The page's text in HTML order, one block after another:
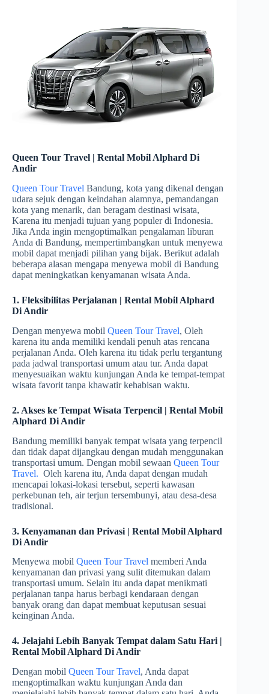
Queen Tour Travel | Rental Mobil Alphard Di
Andir
Queen Tour Travel Bandung, kota yang dikenal dengan
udara sejuk dengan keindahan alamnya, pemandangan
kota yang menarik, dan beragam destinasi wisata,
Karena itu menjadi tujuan yang populer di Indonesia.
Jika Anda ingin mengoptimalkan pengalaman liburan
Anda di Bandung, mempertimbangkan untuk menyewa
mobil dapat menjadi pilihan yang bijak. Berikut adalah
beberapa alasan mengapa menyewa mobil di Bandung
dapat meningkatkan kenyamanan wisata Anda.
1. Fleksibilitas Perjalanan | Rental Mobil Alphard
Di Andir
Dengan menyewa mobil Queen Tour Travel, Oleh
karena itu anda memiliki kendali penuh atas rencana
perjalanan Anda. Oleh karena itu tidak perlu tergantung
pada jadwal transportasi umum atau tur. Anda dapat
menyesuaikan waktu kunjungan Anda ke tempat-tempat
wisata favorit tanpa khawatir kehabisan waktu.
2. Akses ke Tempat Wisata Terpencil | Rental Mobil
Alphard Di Andir
Bandung memiliki banyak tempat wisata yang terpencil
dan tidak dapat dijangkau dengan mudah menggunakan
transportasi umum. Dengan mobil sewaan Queen Tour
Travel. Oleh karena itu, Anda dapat dengan mudah
mencapai lokasi-lokasi tersebut, seperti kawasan
perkebunan teh, air terjun tersembunyi, atau desa-desa
tradisional.
3. Kenyamanan dan Privasi | Rental Mobil Alphard
Di Andir
Menyewa mobil Queen Tour Travel memberi Anda
kenyamanan dan privasi yang sulit ditemukan dalam
transportasi umum. Selain itu anda dapat menikmati
perjalanan tanpa harus berbagi kendaraan dengan
banyak orang dan dapat membuat keputusan sesuai
keinginan Anda.
4. Jelajahi Lebih Banyak Tempat dalam Satu Hari |
Rental Mobil Alphard Di Andir
Dengan mobil Queen Tour Travel, Anda dapat
mengoptimalkan waktu kunjungan Anda dan